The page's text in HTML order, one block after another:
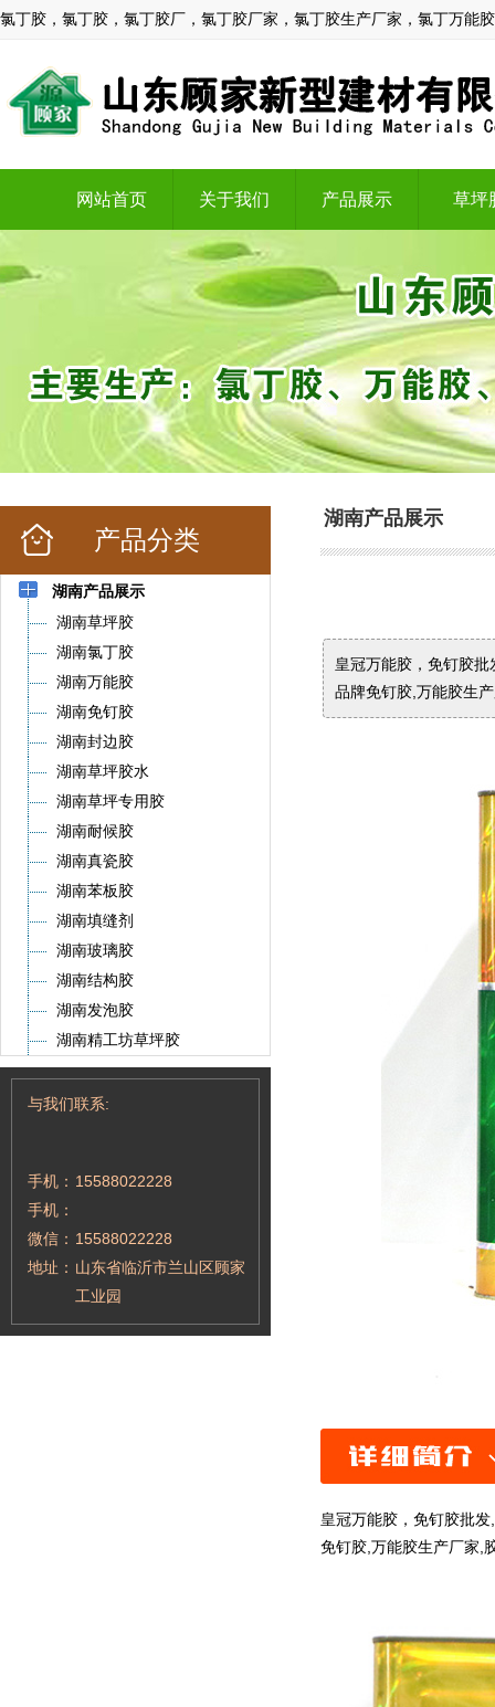
氯丁胶，氯丁胶，氯丁胶厂，氯丁胶厂家，氯丁胶生产厂家，氯丁万能
网站首页 关于我们 产品展示 草坪
产品分类
湖南产品展示
湖南草坪胶
湖南氯丁胶
湖南万能胶
湖南免钉胶
湖南封边胶
湖南草坪胶水
湖南草坪专用胶
湖南耐候胶
湖南真瓷胶
湖南苯板胶
湖南填缝剂
湖南玻璃胶
湖南结构胶
湖南发泡胶
湖南精工坊草坪胶
与我们联系:
手机： 15588022228
手机：
微信： 15588022228
地址： 山东省临沂市兰山区顾家
工业园
湖南产品展示
皇冠万能胶，免钉胶
品牌免钉胶,万能胶生
皇冠万能胶，免钉胶批
免钉胶,万能胶生产厂家,